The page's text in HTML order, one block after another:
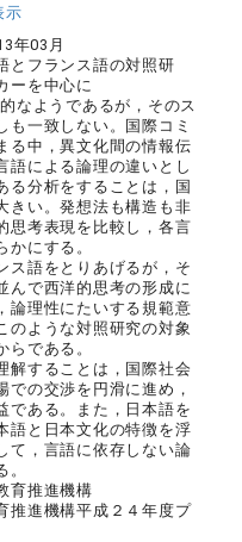
示
年03月
とフランス語の対照研
ーを中心に
なようであるが，そのス
も一致しない。国際コミ
る中，異文化間の情報伝
語による論理の違いとし
る分析をすることは，国
きい。発想法も構造も非
思考表現を比較し，各言
にする。
語をとりあげるが，そ
んで西洋的思考の形成に
論理性にたいする規範意
のような対照研究の対象
らである。
することは，国際社会
での交渉を円滑に進め，
である。また，日本語を
語と日本文化の特徴を浮
て，言語に依存しない論
育推進機構
推進機構平成２４年度プ